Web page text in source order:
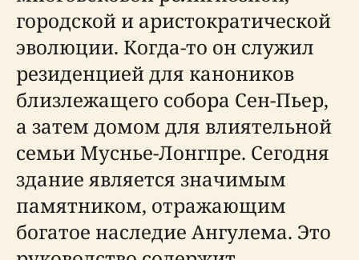
городской и аристократической
эволюции. Когда-то он служил
резиденцией для каноников
близлежащего собора Сен-Пьер,
а затем домом для влиятельной
семьи Муснье-Лонгпре. Сегодня
здание является значимым
памятником, отражающим
богатое наследие Ангулема. Это